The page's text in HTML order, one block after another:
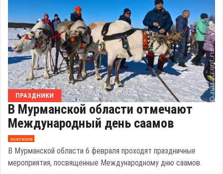
ПРАЗДНИКИ
В Мурманской области отмечают
Международный день саамов
эксклюзив
В Мурманской области 6 февраля проходят праздничные
мероприятия, посвященные Международному дню саамов.